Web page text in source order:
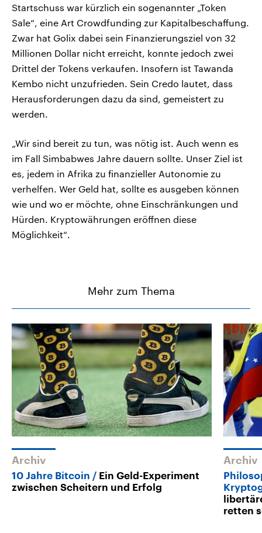
Startschuss war kürzlich ein sogenannter „Token
Sale“, eine Art Crowdfunding zur Kapitalbeschaffung.
Zwar hat Golix dabei sein Finanzierungsziel von 32
Millionen Dollar nicht erreicht, konnte jedoch zwei
Drittel der Tokens verkaufen. Insofern ist Tawanda
Kembo nicht unzufrieden. Sein Credo lautet, dass
Herausforderungen dazu da sind, gemeistert zu
werden.
„Wir sind bereit zu tun, was nötig ist. Auch wenn es
im Fall Simbabwes Jahre dauern sollte. Unser Ziel ist
es, jedem in Afrika zu finanzieller Autonomie zu
verhelfen. Wer Geld hat, sollte es ausgeben können
wie und wo er möchte, ohne Einschränkungen und
Hürden. Kryptowährungen eröffnen diese
Möglichkeit“.
Mehr zum Thema
Archiv
10 Jahre Bitcoin
Ein Geld-Experiment
zwischen Scheitern und Erfolg
Archiv
retten